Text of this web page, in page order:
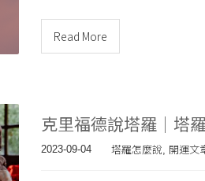
Read More
克里福德說塔羅｜塔
2023-09-04 塔羅怎麼說 開運文